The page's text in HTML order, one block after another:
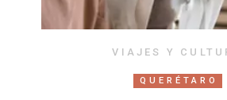
VIAJES Y
QUERÉTARO